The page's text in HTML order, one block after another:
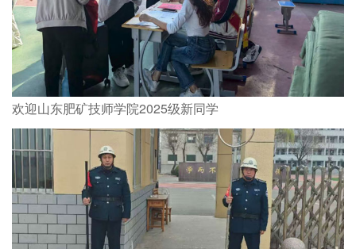
欢迎山东肥矿技师学院2025级新同学